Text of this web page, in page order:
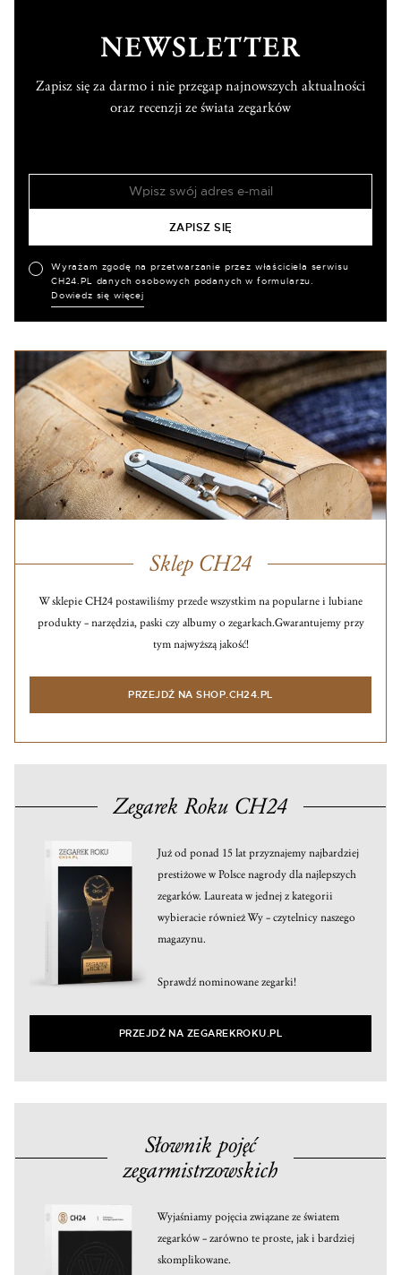
NEWSLETTER
Zapisz się za darmo i nie przegap najnowszych aktualności
oraz recenzji ze świata zegarków
Wyrażam zgodę na przetwarzanie przez właściciela serwisu
CH24.PL danych osobowych podanych w formularzu.
Dowiedz się więcej
Sklep CH24
W sklepie CH24 postawiliśmy przede wszystkim na popularne i lubiane
produkty – narzędzia, paski czy albumy o zegarkach.Gwarantujemy przy
tym najwyższą jakość!
PRZEJDŹ NA SHOP.CH24.PL
Zegarek Roku CH24
Już od ponad 15 lat przyznajemy najbardziej
prestiżowe w Polsce nagrody dla najlepszych
zegarków. Laureata w jednej z kategorii
wybieracie również Wy – czytelnicy naszego
magazynu.
Sprawdź nominowane zegarki!
PRZEJDŹ NA ZEGAREKROKU.PL
Słownik pojęć
zegarmistrzowskich
Wyjaśniamy pojęcia związane ze światem
zegarków – zarówno te proste, jak i bardziej
skomplikowane.